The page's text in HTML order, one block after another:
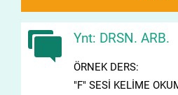
Ynt: DRSN. ARB.
ÖRNEK DERS:
"F" SESİ KELİME